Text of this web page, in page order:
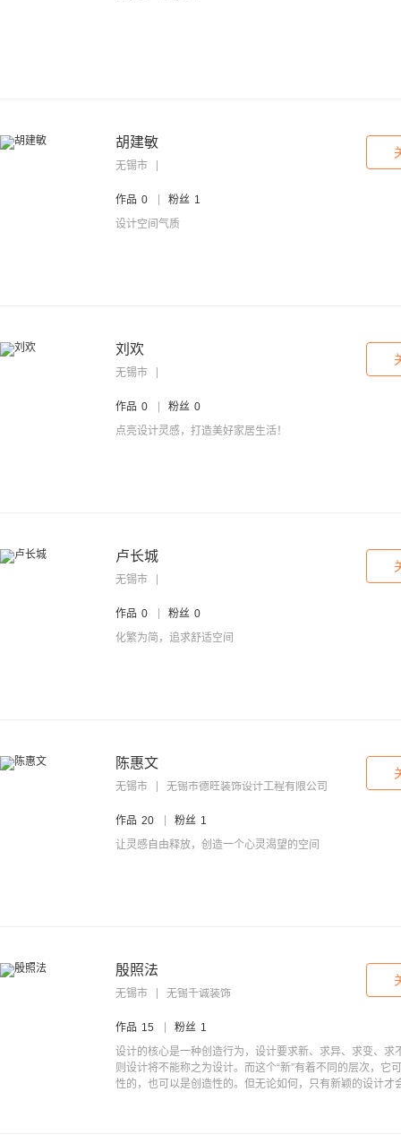
胡建敏
无锡市
作品 0 粉丝 1
设计空间气质
刘欢
无锡市
作品 0 粉丝 0
点亮设计灵感，打造美好家居生活！
卢长城
无锡市
作品 0 粉丝 0
化繁为简，追求舒适空间
陈惠文
无锡市 无锡市德旺装饰设计工程有限公司
作品 20 粉丝 1
让灵感自由释放，创造一个心灵渴望的空间
殷照法
无锡市 无锡千诚装饰
作品 15 粉丝 1
设计的核心是一种创造行为，设计要求新、求异、求变、求
则设计将不能称之为设计。而这个“新”有着不同的层次，它
性的，也可以是创造性的。但无论如何，只有新颖的设计才